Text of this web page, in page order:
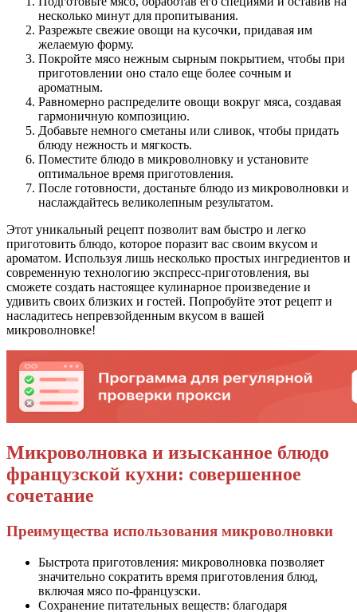
несколько минут для пропитывания.
Разрежьте свежие овощи на кусочки, придавая им
желаемую форму.
Покройте мясо нежным сырным покрытием, чтобы при
приготовлении оно стало еще более сочным и
ароматным.
Равномерно распределите овощи вокруг мяса, создавая
гармоничную композицию.
Добавьте немного сметаны или сливок, чтобы придать
блюду нежность и мягкость.
Поместите блюдо в микроволновку и установите
оптимальное время приготовления.
После готовности, достаньте блюдо из микроволновки и
наслаждайтесь великолепным результатом.
Этот уникальный рецепт позволит вам быстро и легко
приготовить блюдо, которое поразит вас своим вкусом и
ароматом. Используя лишь несколько простых ингредиентов и
современную технологию экспресс-приготовления, вы
сможете создать настоящее кулинарное произведение и
удивить своих близких и гостей. Попробуйте этот рецепт и
насладитесь непревзойденным вкусом в вашей
микроволновке!
Микроволновка и изысканное блюдо
французской кухни: совершенное
сочетание
Преимущества использования микроволновки
Быстрота приготовления: микроволновка позволяет
значительно сократить время приготовления блюд,
включая мясо по-французски.
Сохранение питательных веществ: благодаря